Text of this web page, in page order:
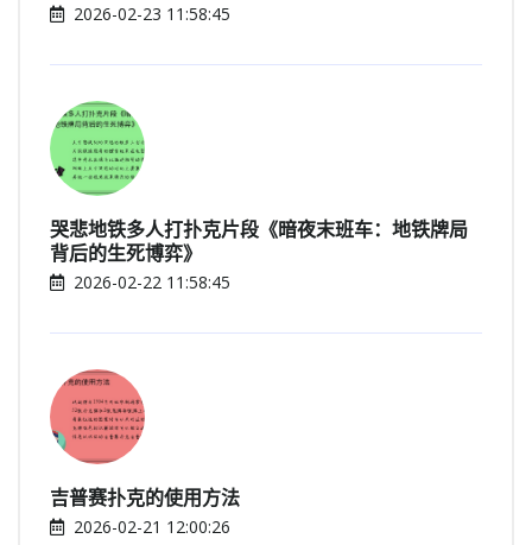
2026-02-23 11:58:45
哭悲地铁多人打扑克片段《暗夜末班车：地铁牌局
背后的生死博弈》
2026-02-22 11:58:45
吉普赛扑克的使用方法
2026-02-21 12:00:26